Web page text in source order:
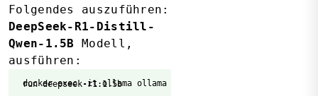
Folgendes auszuführen:
DeepSeek-R1-Distill-
Qwen-1.5B Modell,
ausführen:
docker exec -it ollama ollama run deepseek-r1:1.5b